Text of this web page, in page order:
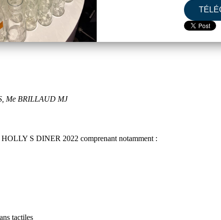
Me BRILLAUD MJ
S DINER 2022 comprenant notamment :
tactiles